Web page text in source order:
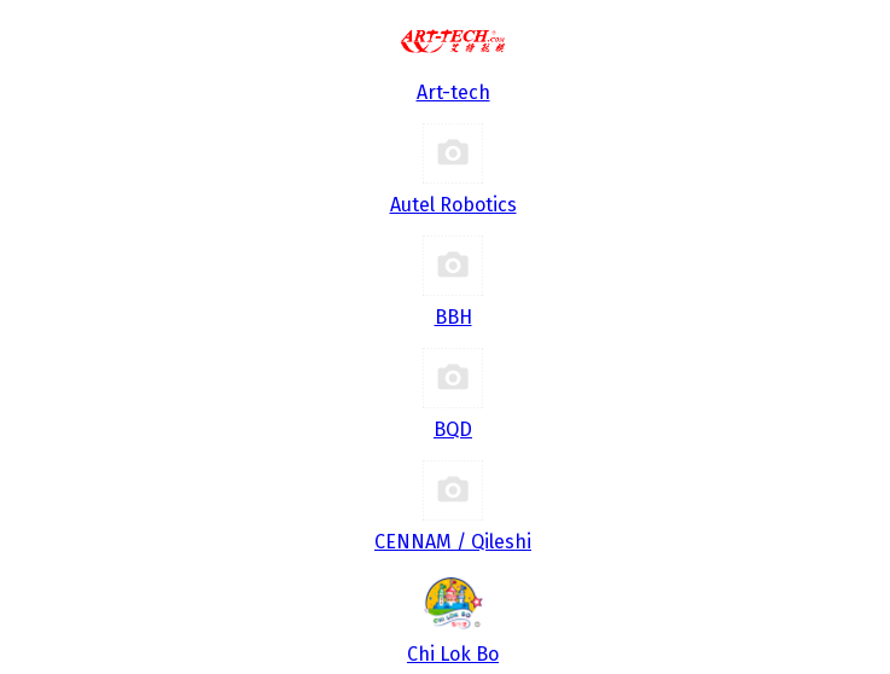
Art-tech
Autel Robotics
BBH
BQD
CENNAM / Qileshi
Chi Lok Bo